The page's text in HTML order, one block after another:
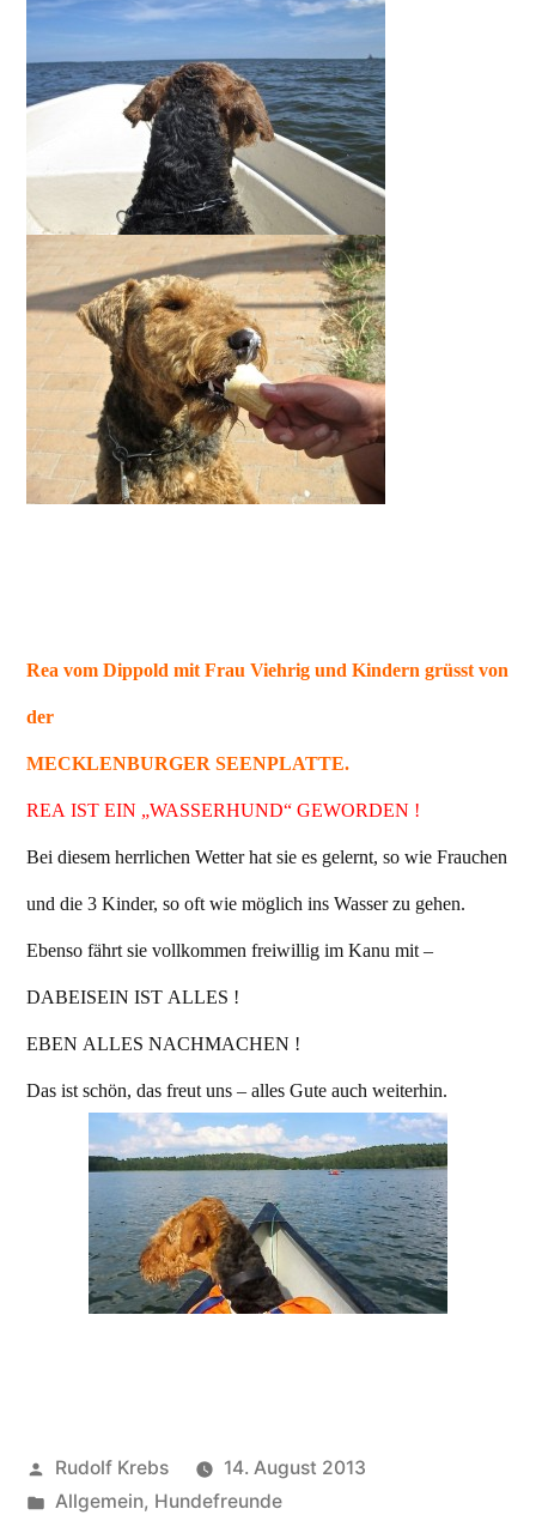
Rea vom Dippold mit Frau Viehrig und Kindern grüsst von
der
MECKLENBURGER SEENPLATTE.
REA IST EIN „WASSERHUND“ GEWORDEN !
Bei diesem herrlichen Wetter hat sie es gelernt, so wie Frauchen
und die 3 Kinder, so oft wie möglich ins Wasser zu gehen.
Ebenso fährt sie vollkommen freiwillig im Kanu mit –
DABEISEIN IST ALLES !
EBEN ALLES NACHMACHEN !
Das ist schön, das freut uns – alles Gute auch weiterhin.
Veröffentlicht
von
Rudolf Krebs
14. August 2013
Veröffentlicht
Allgemein, Hundefreunde